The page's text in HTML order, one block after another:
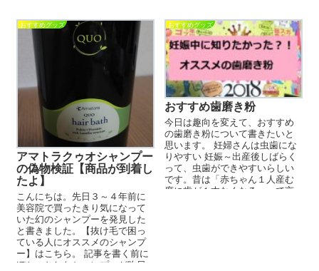
おすすめグッズ
アマトラクゥオシャンプー
の偽物検証【商品が到着し
たよ】
こんにちは。先日３～４年前に
美容院で買ったきり気になって
いた幻のシャンプーを発見した
と書きました。【抜け毛で困っ
ている人にオススメのシャンプ
ー】はこちら。 記事を書く前に
ぽちっとしたシャンプーが昨日
おすすめグッズ
おすすめ歯磨き粉
今日は趣向を変えて、おすすめ
の歯磨き粉について書きたいと
思います。 妊婦さんは虫歯にな
りやすい 妊娠～出産後しばらく
って、虫歯ができやすいらしい
です。昔は「赤ちゃん１人産む
度に歯が１本なくなる」って言